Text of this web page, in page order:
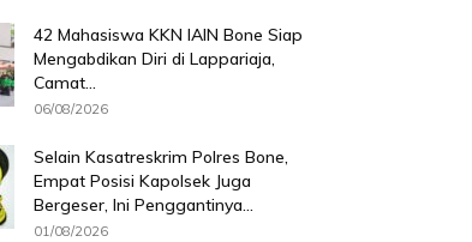
42 Mahasiswa KKN IAIN Bone Siap
Mengabdikan Diri di Lappariaja,
Camat...
06/08/2026
Selain Kasatreskrim Polres Bone,
Empat Posisi Kapolsek Juga
Bergeser, Ini Penggantinya...
01/08/2026